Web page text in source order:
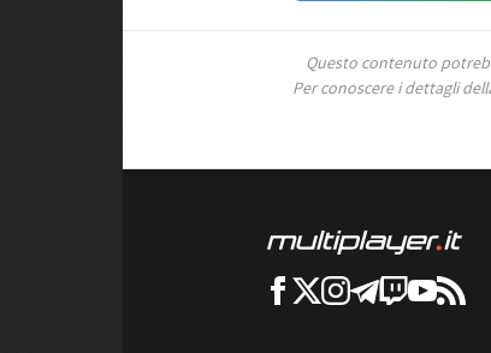
Questo contenuto
Per conoscere i dettagli